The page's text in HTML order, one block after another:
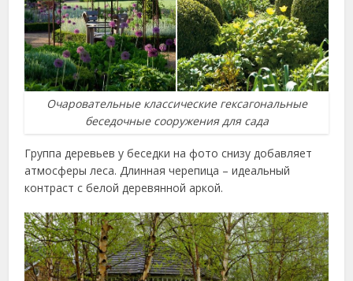
Очаровательные классические гексагональные
беседочные сооружения для сада
Группа деревьев у беседки на фото снизу добавляет
атмосферы леса. Длинная черепица – идеальный
контраст с белой деревянной аркой.